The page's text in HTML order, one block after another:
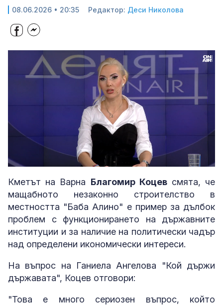
08.06.2026 • 20:35 Редактор: Деси Николова
:
Кметът на Варна Благомир Коцевсмята, че
мащабното незаконно строителство в
местността "Баба Алино" е пример за дълбок
проблем с функционирането на държавните
институции и за наличие на политически чадър
над определени икономически интереси.
На въпрос на Ганиела Ангелова "Кой държи
държавата", Коцев отговори:
"Това е много сериозен въпрос, който